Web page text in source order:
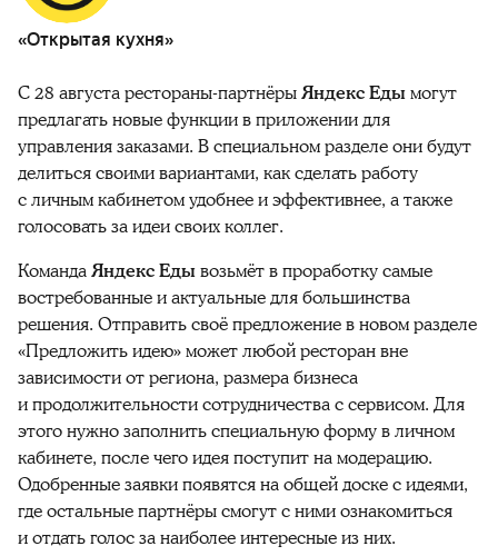
«Открытая кухня»
С 28 августа рестораны-партнёрыЯндекс Едымогут
предлагать новые функции в приложении для
управления заказами. В специальном разделе они будут
делиться своими вариантами, как сделать работу
с личным кабинетом удобнее и эффективнее, а также
голосовать за идеи своих коллег.
КомандаЯндекс Едывозьмёт в проработку самые
востребованные и актуальные для большинства
решения. Отправить своё предложение в новом разделе
«Предложить идею» может любой ресторан вне
зависимости от региона, размера бизнеса
и продолжительности сотрудничества с сервисом. Для
этого нужно заполнить специальную форму в личном
кабинете, после чего идея поступит на модерацию.
Одобренные заявки появятся на общей доске с идеями,
где остальные партнёры смогут с ними ознакомиться
и отдать голос за наиболее интересные из них.